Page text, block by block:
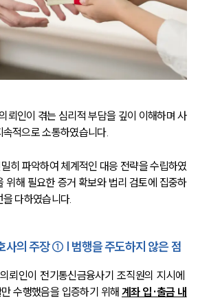
뢰인이 겪는 심리적 부담을 깊이 이해하며 사
적으로 소통하였습니다.
히 파악하여 체계적인 대응 전략을 수립하였
위해 필요한 증거 확보와 법리 검토에 집중하
다하였습니다.
사의 주장 ① | 범행을 주도하지 않은 점
뢰인이 전기통신금융사기 조직원의 지시에
수행했음을 입증하기 위해 계좌 입·출금 내